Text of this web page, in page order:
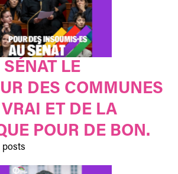
LE
DES COMMUNES
ET DE LA
POUR DE BON.
posts